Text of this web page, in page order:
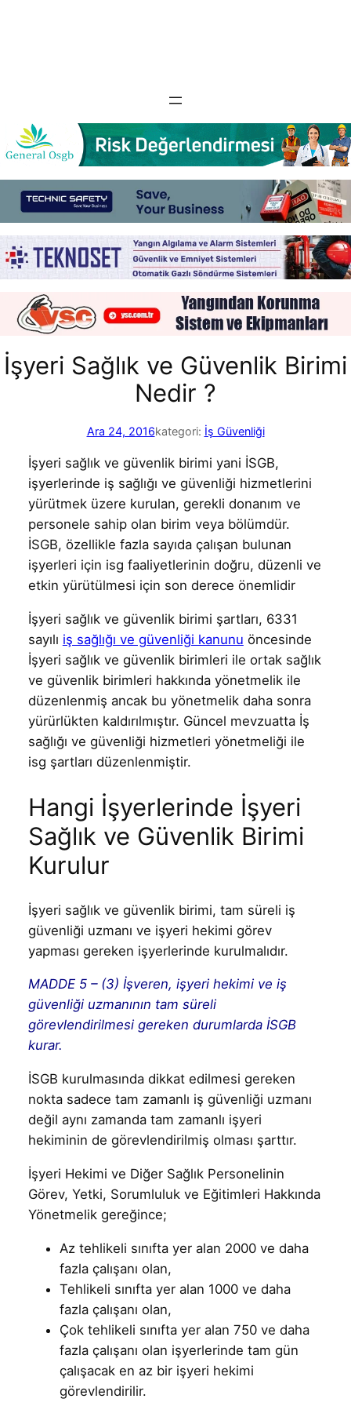
İşyeri Sağlık ve Güvenlik Birimi
Nedir ?
Ara 24, 2016kategori: İş Güvenliği
İşyeri sağlık ve güvenlik birimi yani İSGB,
işyerlerinde iş sağlığı ve güvenliği hizmetlerini
yürütmek üzere kurulan, gerekli donanım ve
personele sahip olan birim veya bölümdür.
İSGB, özellikle fazla sayıda çalışan bulunan
işyerleri için isg faaliyetlerinin doğru, düzenli ve
etkin yürütülmesi için son derece önemlidir
İşyeri sağlık ve güvenlik birimi şartları, 6331
sayılı iş sağlığı ve güvenliği kanunu öncesinde
İşyeri sağlık ve güvenlik birimleri ile ortak sağlık
ve güvenlik birimleri hakkında yönetmelik ile
düzenlenmiş ancak bu yönetmelik daha sonra
yürürlükten kaldırılmıştır. Güncel mevzuatta İş
sağlığı ve güvenliği hizmetleri yönetmeliği ile
isg şartları düzenlenmiştir.
Hangi İşyerlerinde İşyeri
Sağlık ve Güvenlik Birimi
Kurulur
İşyeri sağlık ve güvenlik birimi, tam süreli iş
güvenliği uzmanı ve işyeri hekimi görev
yapması gereken işyerlerinde kurulmalıdır.
MADDE 5 – (3) İşveren, işyeri hekimi ve iş
güvenliği uzmanının tam süreli
görevlendirilmesi gereken durumlarda İSGB
kurar.
İSGB kurulmasında dikkat edilmesi gereken
nokta sadece tam zamanlı iş güvenliği uzmanı
değil aynı zamanda tam zamanlı işyeri
hekiminin de görevlendirilmiş olması şarttır.
İşyeri Hekimi ve Diğer Sağlık Personelinin
Görev, Yetki, Sorumluluk ve Eğitimleri Hakkında
Yönetmelik gereğince;
Az tehlikeli sınıfta yer alan 2000 ve daha
fazla çalışanı olan,
Tehlikeli sınıfta yer alan 1000 ve daha
fazla çalışanı olan,
Çok tehlikeli sınıfta yer alan 750 ve daha
fazla çalışanı olan işyerlerinde tam gün
çalışacak en az bir işyeri hekimi
görevlendirilir.